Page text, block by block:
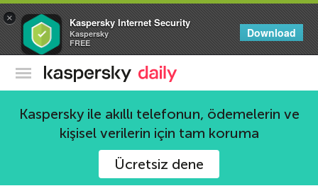
× Kaspersky Internet Security
Kaspersky
FREE
Download
Kaspersky Resmi Blogu
Kaspersky ile akıllı telefonun, ödemelerin ve
kişisel verilerin için tam koruma
Ücretsiz dene